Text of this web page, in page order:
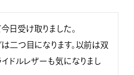
日受け取りました。
二つ目になります。以前は双
ドルレザーも気になりまし